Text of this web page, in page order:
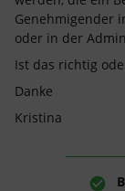
Genehmigender
oder in der
Ist das richtig
Danke
Kristina